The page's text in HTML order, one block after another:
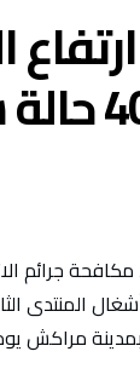
جرائم
المنتدى
يوم الثلاثاء 9